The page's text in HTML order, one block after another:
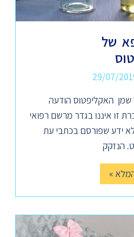
של
29/07/
האקליפטוס הודעה
זו איננו בגדר מרשם רפואי
ידע שפורסם בכתבי עת
הנזקק
»